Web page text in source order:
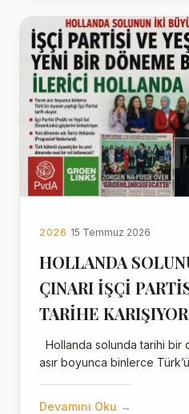
2026 15 Temmuz 2026
HOLLANDA
ÇINARI İŞÇİ
TARİHE KARIŞIYOR
Hollanda solunda tarihi bir
asır boyunca binlerce
Devamını Oku →